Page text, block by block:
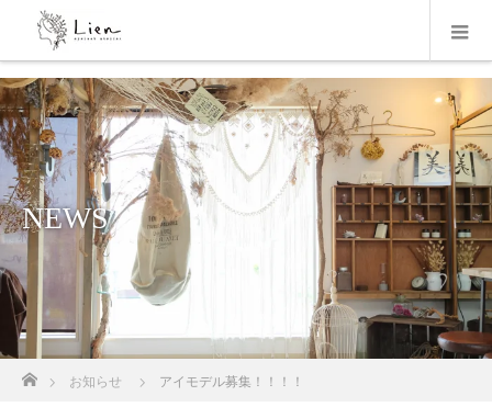
NEWS
ホーム
お知らせ アイモデル募集！！！！